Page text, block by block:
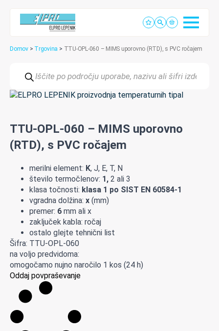
Domov > Trgovina > TTU-OPL-060 – MIMS uporovno (RTD), s PVC ročajem
search
TTU-OPL-060 – MIMS uporovno
(RTD), s PVC ročajem
merilni element: K, J, E, T, N
število termočlenov: 1, 2 ali 3
klasa točnosti: klasa 1 po SIST EN 60584-1
vgradna dolžina: x (mm)
premer: 6 mm ali x
zaključek kabla: ročaj
ostalo glejte tehnični list
Šifra: TTU-OPL-060
na voljo predvidoma:
omogočamo nujno naročilo 1 kos (24 h)
Oddaj povpraševanje